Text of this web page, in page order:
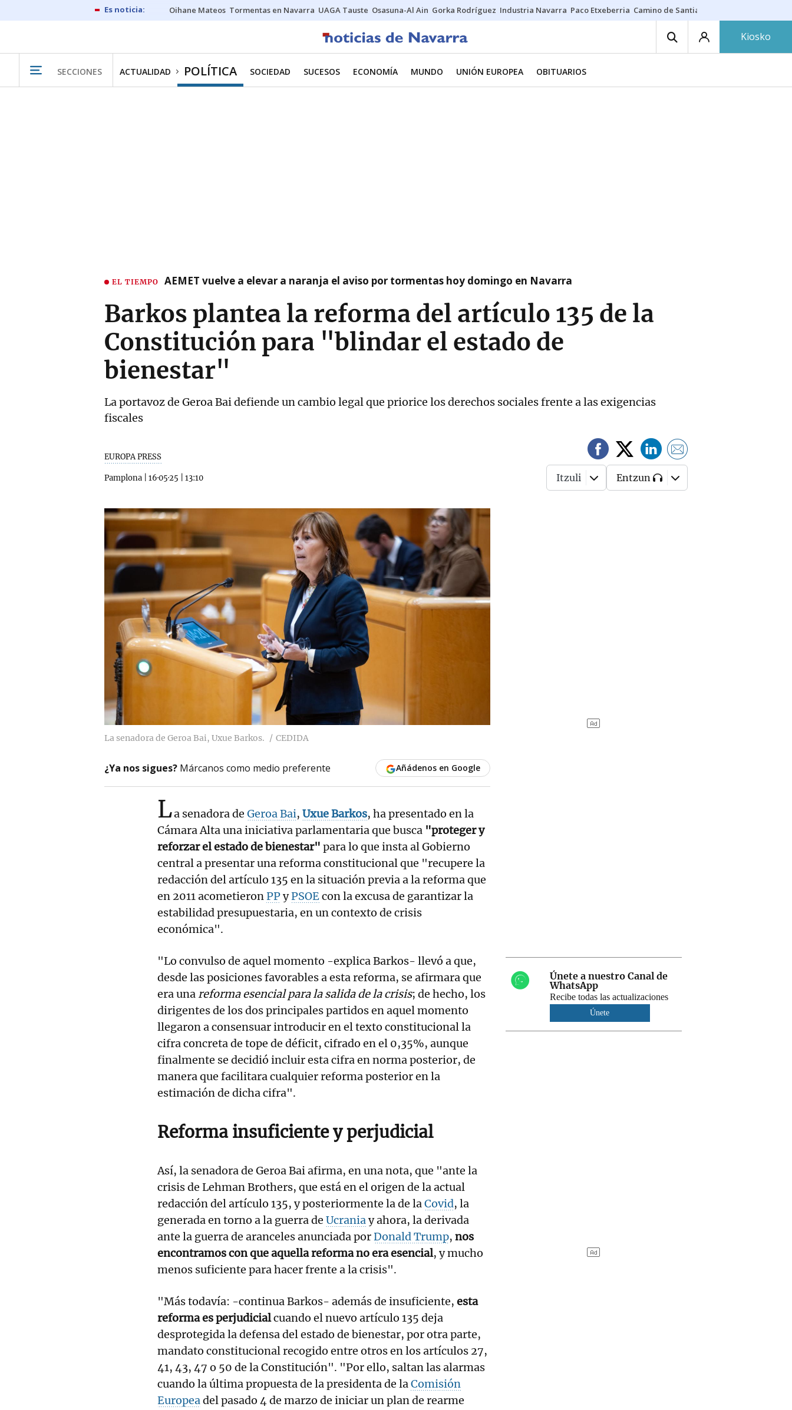
Oihane Mateos Tormentas en Navarra UAGA Tauste Osasuna-Al Ain Gorka Rodríguez Industria Navarra Paco Etxeberria Camino de Santiago
Kiosko
SECCIONES ACTUALIDAD POLÍTICA SOCIEDAD SUCESOS ECONOMÍA MUNDO UNIÓN EUROPEA OBITUARIOS
EL TIEMPO AEMET vuelve a elevar a naranja el aviso por tormentas hoy domingo en Navarra
Barkos plantea la reforma del artículo 135 de la
Constitución para "blindar el estado de
bienestar"
La portavoz de Geroa Bai defiende un cambio legal que priorice los derechos sociales frente a las exigencias
fiscales
EUROPA PRESS
Pamplona 16·05·25 13:10 Itzuli Entzun
La senadora de Geroa Bai, Uxue Barkos. CEDIDA
¿Ya nos sigues? Márcanos como medio preferente Añádenos en Google
La senadora de Geroa Bai, Uxue Barkos, ha presentado en la
Cámara Alta una iniciativa parlamentaria que busca "proteger y
reforzar el estado de bienestar" para lo que insta al Gobierno
central a presentar una reforma constitucional que "recupere la
redacción del artículo 135 en la situación previa a la reforma que
en 2011 acometieronPPyPSOEcon la excusa de garantizar la
estabilidad presupuestaria, en un contexto de crisis
económica".
"Lo convulso de aquel momento -explica Barkos- llevó a que,
desde las posiciones favorables a esta reforma, se afirmara que
era una reforma esencial para la salida de la crisis; de hecho, los
dirigentes de los dos principales partidos en aquel momento
llegaron a consensuar introducir en el texto constitucional la
cifra concreta de tope de déficit, cifrado en el 0,35%, aunque
finalmente se decidió incluir esta cifra en norma posterior, de
manera que facilitara cualquier reforma posterior en la
estimación de dicha cifra".
Reforma insuficiente y perjudicial
Así, la senadora de Geroa Bai afirma, en una nota, que "ante la
crisis de Lehman Brothers, que está en el origen de la actual
redacción del artículo 135, y posteriormente la de laCovid, la
generada en torno a la guerra de Ucraniay ahora, la derivada
ante la guerra de aranceles anunciada porDonald Trump, nos
encontramos con que aquella reforma no era esencial, y mucho
menos suficiente para hacer frente a la crisis".
"Más todavía: -continua Barkos- además de insuficiente, esta
reforma es perjudicialcuando el nuevo artículo 135 deja
desprotegida la defensa del estado de bienestar, por otra parte,
mandato constitucional recogido entre otros en los artículos 27,
41, 43, 47 o 50 de la Constitución". "Por ello, saltan las alarmas
cuando la última propuesta de la presidenta de laComisión
Europeadel pasado 4 de marzo de iniciar un plan de rearme
Únete a nuestro Canal de
WhatsApp
Recibe todas las actualizaciones
Únete